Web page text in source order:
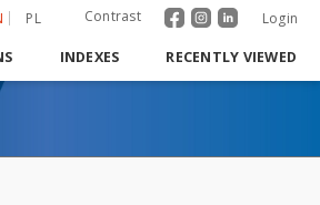
PL Contrast Login
INDEXES RECENTLY VIEWED